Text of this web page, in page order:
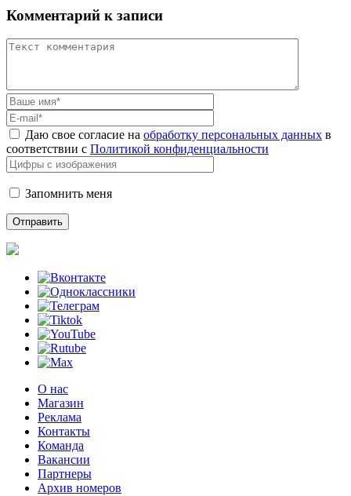
Комментарий к записи
Даю свое согласие на обработку персональных данных в
соответствии с Политикой конфиденциальности
Запомнить меня
О нас
Магазин
Реклама
Контакты
Команда
Вакансии
Партнеры
Архив номеров